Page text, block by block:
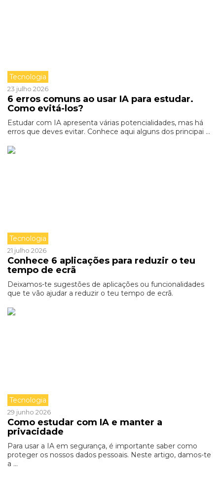
Tecnologia
23 julho 2026
6 erros comuns ao usar IA para estudar.
Como evitá-los?
Estudar com IA apresenta várias potencialidades, mas há
erros que deves evitar. Conhece aqui alguns dos principai ...
Tecnologia
21 julho 2026
Conhece 6 aplicações para reduzir o teu
tempo de ecrã
Deixamos-te sugestões de aplicações ou funcionalidades
que te vão ajudar a reduzir o teu tempo de ecrã.
Tecnologia
29 junho 2026
Como estudar com IA e manter a
privacidade
Para usar a IA em segurança, é importante saber como
proteger os nossos dados pessoais. Neste artigo, damos-te
a ...